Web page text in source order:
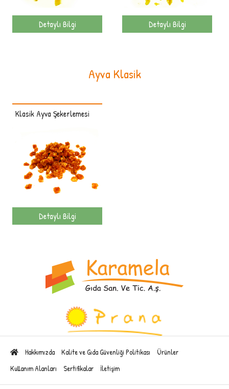
Detaylı Bilgi Detaylı Bilgi
Ayva Klasik
Klasik Ayva Şekerlemesi
Detaylı Bilgi
Hakkımızda Kalite ve Gıda Güvenliği Politikası
Ürünler
Kullanım Alanları
Sertifikalar İletişim